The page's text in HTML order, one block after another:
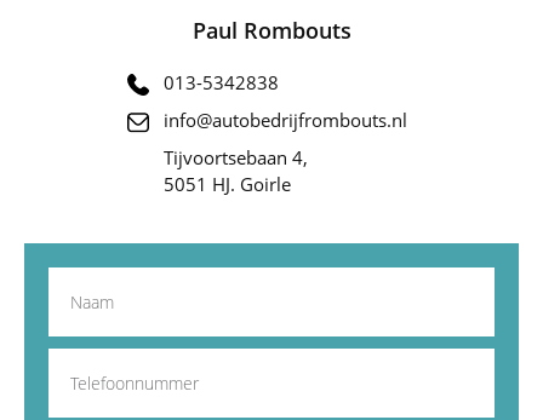
Paul Rombouts
013-5342838
info@autobedrijfrombouts.nl
Tijvoortsebaan 4,
5051 HJ. Goirle